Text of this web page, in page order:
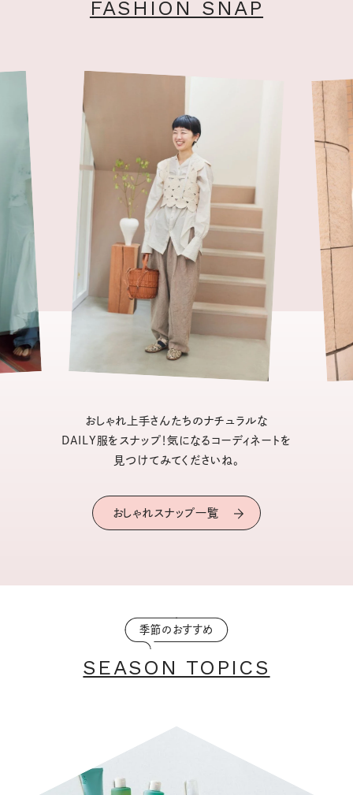
FASHION SNAP
おしゃれ上手さんたちのナチュラルな
DAILY服をスナップ！気になるコーディネートを
見つけてみてくださいね。
おしゃれスナップ一覧
季節のおすすめ
SEASON TOPICS